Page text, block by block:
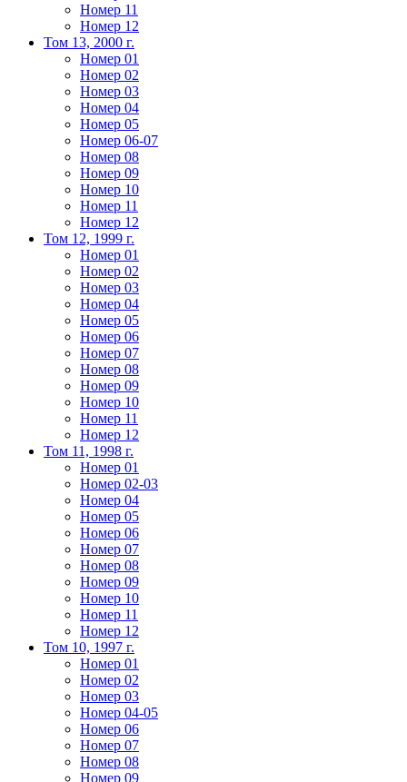
Номер 11
Номер 12
Том 13, 2000 г.
Номер 01
Номер 02
Номер 03
Номер 04
Номер 05
Номер 06-07
Номер 08
Номер 09
Номер 10
Номер 11
Номер 12
Том 12, 1999 г.
Номер 01
Номер 02
Номер 03
Номер 04
Номер 05
Номер 06
Номер 07
Номер 08
Номер 09
Номер 10
Номер 11
Номер 12
Том 11, 1998 г.
Номер 01
Номер 02-03
Номер 04
Номер 05
Номер 06
Номер 07
Номер 08
Номер 09
Номер 10
Номер 11
Номер 12
Том 10, 1997 г.
Номер 01
Номер 02
Номер 03
Номер 04-05
Номер 06
Номер 07
Номер 08
Номер 09